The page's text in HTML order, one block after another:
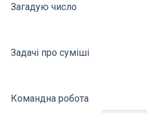
Загадую число
Задачі про суміші
Командна робота